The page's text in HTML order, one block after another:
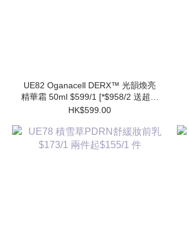
UE82 Oganacell DERX™ 光韻煥亮
精華霜 50ml $599/1 [*$958/2 送超勝
肽爽膚水15ml*4 支 ][*$1437/3送 超
系列任選6件送 超勝肽爽膚水
15ml*8+超勝肽安瓶10ml*8】
HK$599.00